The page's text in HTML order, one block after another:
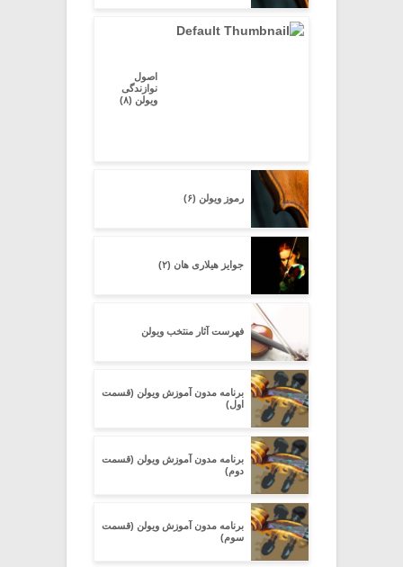
اصول
نوازندگی
ویولن (۸)
رموز ویولن (۶)
جوایز هیلاری هان (۲)
فهرست آثار منتخب ویولن
برنامه مدون آموزش ویولن (قسمت
اول)
برنامه مدون آموزش ویولن (قسمت
دوم)
برنامه مدون آموزش ویولن (قسمت
سوم)